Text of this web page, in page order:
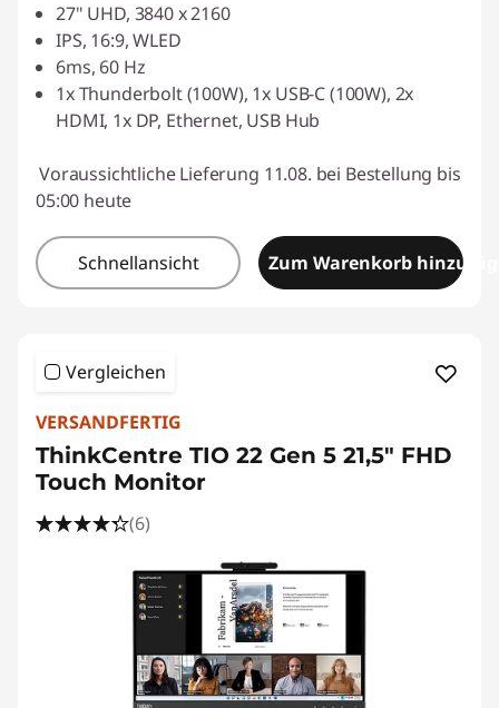
27" UHD, 3840 x 2160
IPS, 16:9, WLED
6ms, 60 Hz
1x Thunderbolt (100W), 1x USB-C (100W), 2x
HDMI, 1x DP, Ethernet, USB Hub
Voraussichtliche Lieferung 11.08. bei Bestellung bis
05:00 heute
Schnellansicht Zum Warenkorb
Vergleichen
VERSANDFERTIG
ThinkCentre TIO 22 Gen 5 21,5" FHD
Touch Monitor
(6)